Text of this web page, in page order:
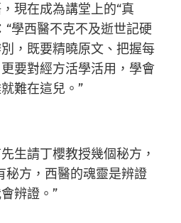
現在成為講堂上的“真
“學西醫不克不及逝世記硬
，既要精曉原文、把握每
要對經方活學活用，學會
難在這兒。”
生請丁櫻教授幾個秘方，
秘方，西醫的魂靈是辨證
辨證。”